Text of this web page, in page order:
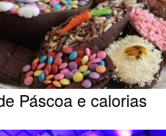
Páscoa e calorias